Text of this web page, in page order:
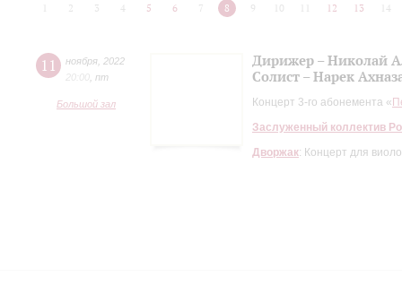
2 3 4 5 6 7 8 9 10 12 13 14
11 ноября 2022
20:00 пт
Большой зал
Дирижер – Николай
Солист – Нарек
Концерт 3-го абонемента «
Заслуженный коллектив
Дворжак: Концерт для